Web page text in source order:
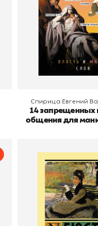
В корзину
Спирица Евгений
14 запрещенных
общения для
Воспитание
Издательство